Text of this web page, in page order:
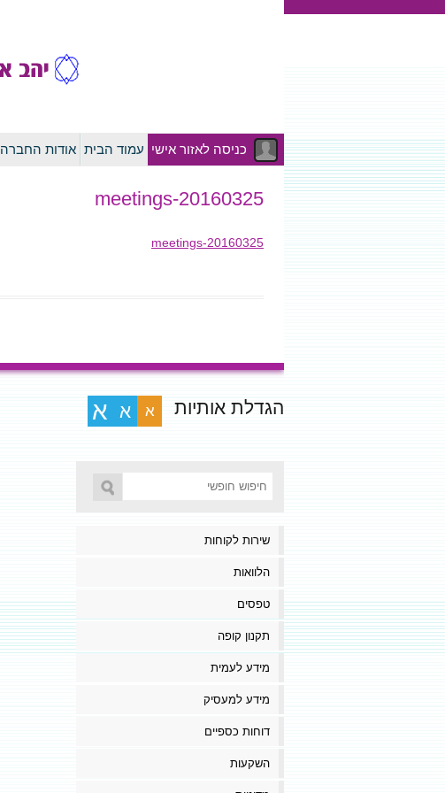
כניסה לאזור אישי עמוד הבית אודות החברה
20160325-meetings
20160325-meetings
הגדלת אותיות א א א
שירות לקוחות
הלוואות
טפסים
תקנון קופה
מידע לעמית
מידע למעסיק
דוחות כספיים
השקעות